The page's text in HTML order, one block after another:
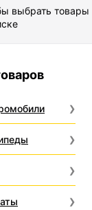
выбрать товары